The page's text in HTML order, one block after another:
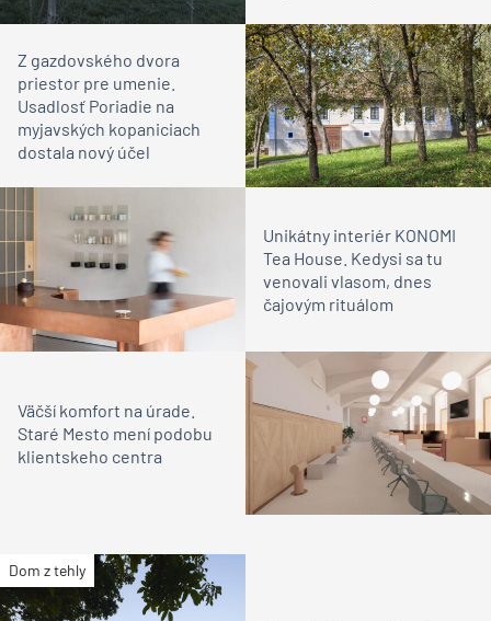
Z gazdovského dvora
priestor pre umenie.
Usadlosť Poriadie na
myjavských kopaniciach
dostala nový účel
Unikátny interiér KONOMI
Tea House. Kedysi sa tu
venovali vlasom, dnes
čajovým rituálom
Väčší komfort na úrade.
Staré Mesto mení podobu
klientskeho centra
Dom z tehly